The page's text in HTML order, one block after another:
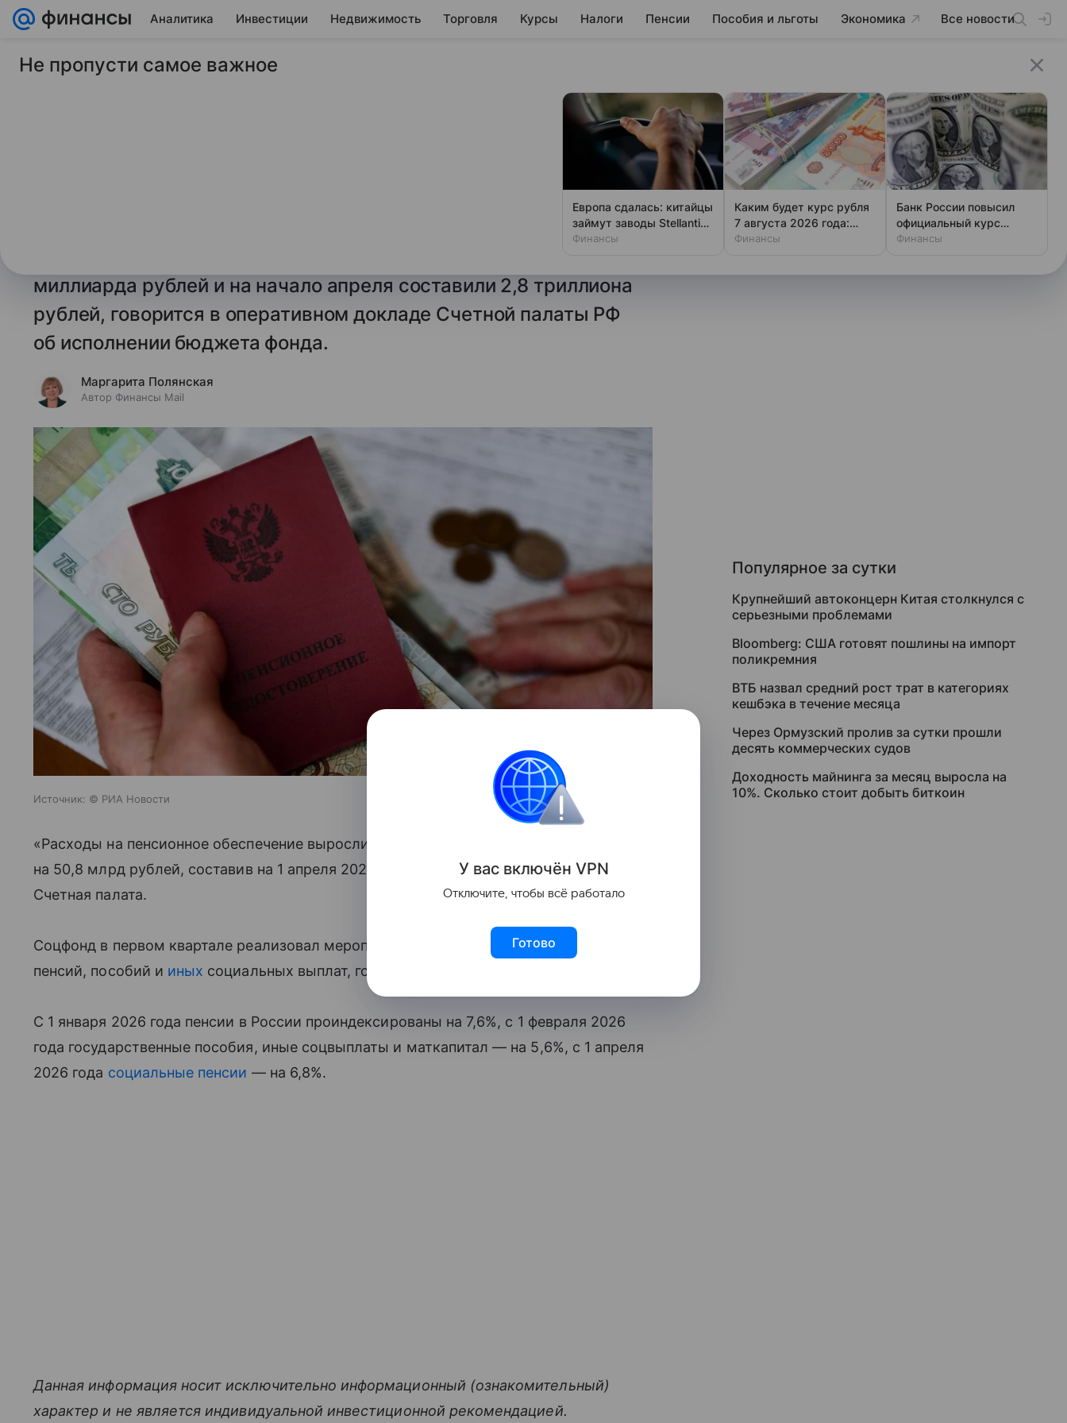
Аналитика Инвестиции Недвижимость Торговля Курсы Налоги Пенсии Пособия и льготы Экономика Все новости
17 июня 2026 Финансы Mail
Расходы Социального фонда России (СФР) в январе-марте 2026
миллиарда рублей и на начало апреля составили 2,8 триллиона
рублей, говорится в оперативном докладе Счетной палаты РФ
об исполнении бюджета фонда.
Маргарита Полянская
Автор Финансы Mail
Источник: © РИА Новости
«Расходы на пенсионное обеспечение выросли по сравнению с 1 кварталом 2025 года
на 50,8 млрд рублей, составив на 1 апреля 2026 года 2,8 трлн рублей», — отметила
Счетная палата.
Соцфонд в первом квартале реализовал мероприятия по повышению размеров
пенсий, пособий и иных социальных выплат, говорится в материалах.
С 1 января 2026 года пенсии в России проиндексированы на 7,6%, с 1 февраля 2026
года государственные пособия, иные соцвыплаты и маткапитал — на 5,6%, с 1 апреля
2026 года социальные пенсии — на 6,8%.
Данная информация носит исключительно информационный (ознакомительный)
характер и не является индивидуальной инвестиционной рекомендацией.
Популярное за сутки
Крупнейший автоконцерн Китая столкнулся с
серьезными проблемами
Bloomberg: США готовят пошлины на импорт
поликремния
ВТБ назвал средний рост трат в категориях
кешбэка в течение месяца
Через Ормузский пролив за сутки прошли
десять коммерческих судов
Доходность майнинга за месяц выросла на
10%. Сколько стоит добыть биткоин
Не пропусти самое важное
Европа сдалась: китайцы
займут заводы Stellantis
и Ford
Финансы
Каким будет курс рубля
7 августа 2026 года:
прогноз эксперта
Финансы
Банк России повысил
официальный курс
доллара на пятницу
Финансы
У вас включён VPN
Отключите, чтобы всё работало
Готово